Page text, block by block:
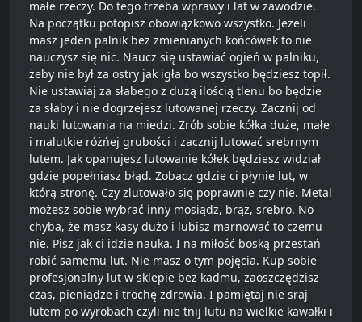
małe rzeczy. Do tego trzeba wprawy i lat w zawodzie.
Na początku potopisz obowiązkowo wszystko. Jeżeli
masz jeden palnik bez zmienianych końcówek to nie
nauczysz się nic. Naucz się ustawiać ogień w palniku,
żeby nie był za ostry jak igła bo wszystko będziesz topił.
Nie ustawiaj za słabego z dużą ilością tlenu bo będzie
za słaby i nie dogrzejesz lutowanej rzeczy. Zacznij od
nauki lutowania na miedzi. Zrób sobie kółka duże, małe
i malutkie różńej grubości i zacznij lutować srebrnym
lutem. Jak opanujesz lutowanie kółek będziesz widział
gdzie popełniasz błąd. Zobacz gdzie ci płynie lut, w
którą stronę. Czy zlutowało się poprawnie czy nie. Metal
możesz sobie wybrać inny mosiądz, brąz, srebro. No
chyba, że masz kasy dużo i lubisz marnować to czemu
nie. Pisz jak ci idzie nauka. I na miłość boską przestań
robić samemu lut. Nie masz o tym pojęcia. Kup sobie
profesjonalny lut w sklepie bez kadmu, zaoszczędzisz
czas, pieniądze i trochę zdrowia. I pamiętaj nie sraj
lutem po wyrobach czyli nie tnij lutu na wielkie kawałki i